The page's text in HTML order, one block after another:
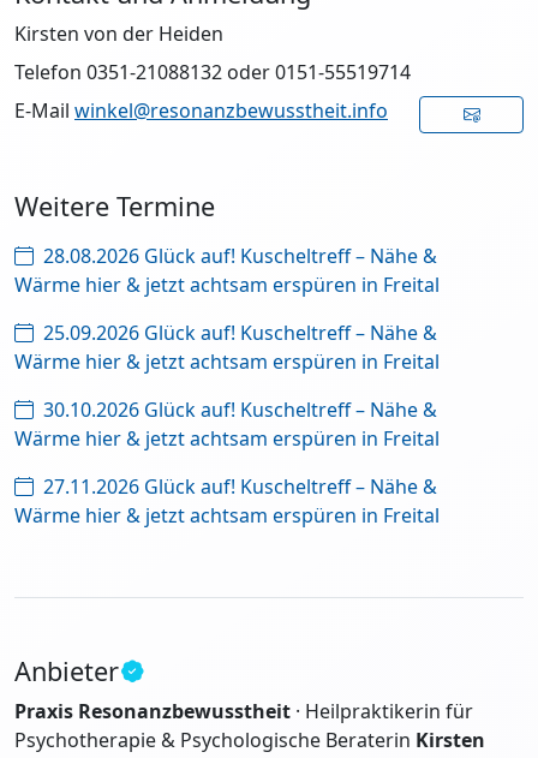
Kirsten von der Heiden
Telefon 0351-21088132 oder 0151-55519714
E-Mail winkel@resonanzbewusstheit.info
Weitere Termine
28.08.2026 Glück auf! Kuscheltreff – Nähe &
Wärme hier & jetzt achtsam erspüren in Freital
25.09.2026 Glück auf! Kuscheltreff – Nähe &
Wärme hier & jetzt achtsam erspüren in Freital
30.10.2026 Glück auf! Kuscheltreff – Nähe &
Wärme hier & jetzt achtsam erspüren in Freital
27.11.2026 Glück auf! Kuscheltreff – Nähe &
Wärme hier & jetzt achtsam erspüren in Freital
Anbieter
Praxis Resonanzbewusstheit · Heilpraktikerin für
Psychotherapie & Psychologische Beraterin Kirsten